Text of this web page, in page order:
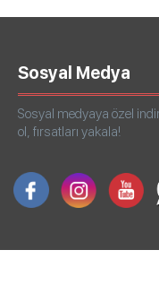
Sosyal Medya
Sosyal medyaya özel
ol, fırsatları yakala!